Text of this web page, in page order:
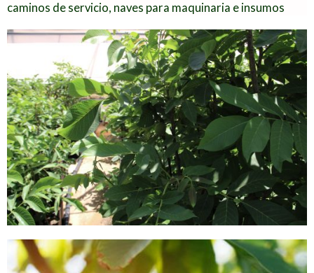
dominantes nos determinará la
mejor disposición de los
polinizadores.
caminos de servicio, naves para maquinaria e insumos
pero sobre todo instalación de riego.
– Establecer un plan de plantación: En función de los
objetivos planteados y la disponibilidad de planta se
elaborará un plan de plantación que decidirá si se realiza a
raíz desnuda o en contenedor.